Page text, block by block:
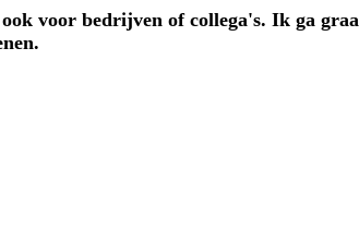
voor bedrijven of collega's. Ik ga